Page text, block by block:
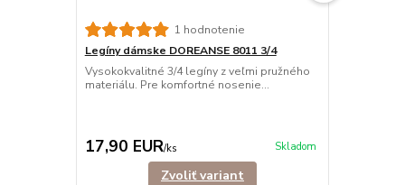
1 hodnotenie
Legíny dámske DOREANSE 8011 3/4
Vysokokvalitné 3/4 legíny z veľmi pružného
materiálu. Pre komfortné nosenie...
17,90 EUR/ks Skladom
Zvoliť variant